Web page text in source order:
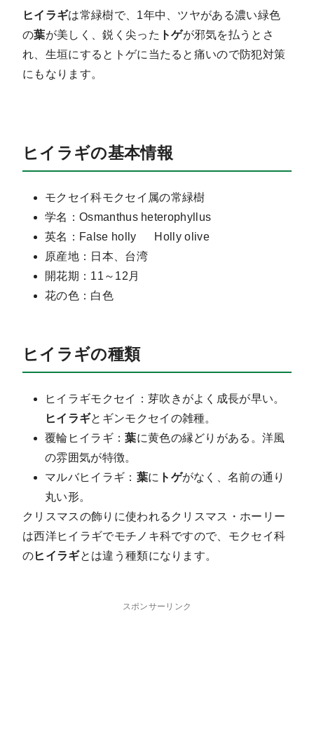
ヒイラギは常緑樹で、1年中、ツヤがある濃い緑色
の葉が美しく、鋭く尖った トゲが邪気を払うとさ
れ、生垣にするとトゲに当たると痛いので防犯対策
にもなります。
ヒイラギの基本情報
モクセイ科モクセイ属の常緑樹
学名：Osmanthus heterophyllus
英名：False holly Holly olive
原産地：日本、台湾
開花期：11～12月
花の色：白色
ヒイラギの種類
ヒイラギモクセイ：芽吹きがよく成長が早い。
ヒイラギとギンモクセイの雑種。
覆輪ヒイラギ：葉に黄色の縁どりがある。洋風
の雰囲気が特徴。
マルバヒイラギ： 葉に トゲがなく、名前の通り
丸い形。
クリスマスの飾りに使われるクリスマス・ホーリー
は西洋ヒイラギでモチノキ科ですので、モクセイ科
のヒイラギとは違う種類になります。
スポンサーリンク